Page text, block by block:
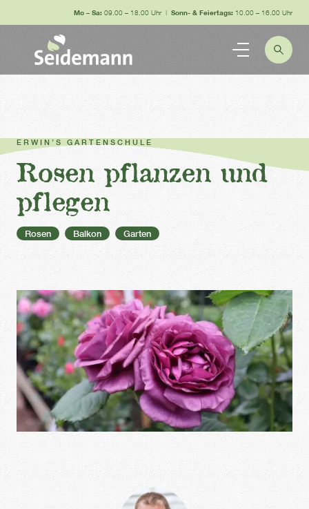
Mo – Sa: 09.00 – 18.00 Uhr | Sonn- & Feiertags: 10.00 – 16.00 Uhr
ERWIN’S GARTENSCHULE
Rosen pflanzen und
pflegen
Rosen Balkon Garten